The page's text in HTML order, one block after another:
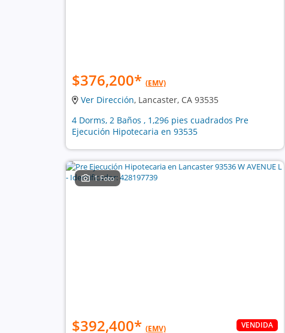
$376,200* (EMV)
Ver Dirección, Lancaster, CA 93535
4 Dorms, 2 Baños , 1,296 pies cuadrados Pre
Ejecución Hipotecaria en 93535
1 Foto
$392,400* (EMV) VENDIDA